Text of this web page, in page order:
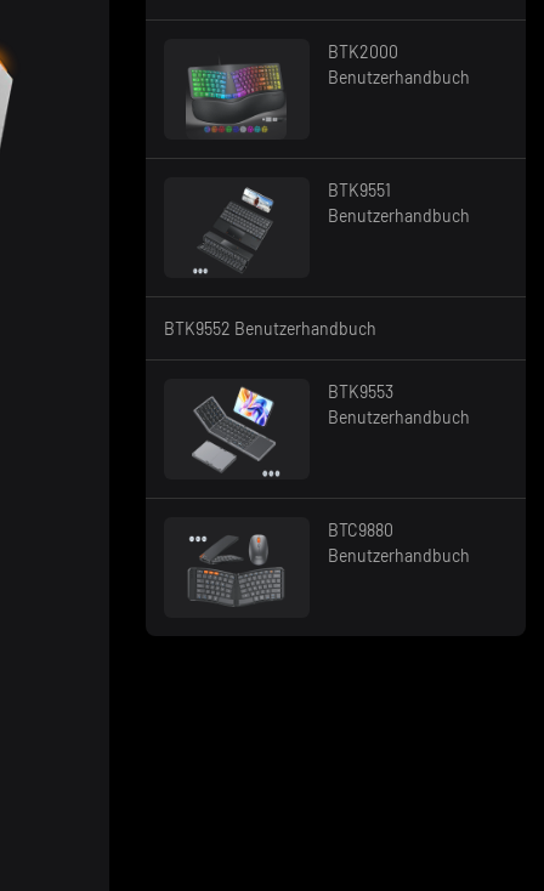
BTK2000
Benutzerhandbuch
BTK9551
Benutzerhandbuch
BTK9552 Benutzerhandbuch
BTK9553
Benutzerhandbuch
BTC9880
Benutzerhandbuch